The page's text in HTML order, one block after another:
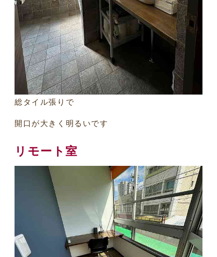
総タイル張りで
開口が大きく明るいです
リモート室